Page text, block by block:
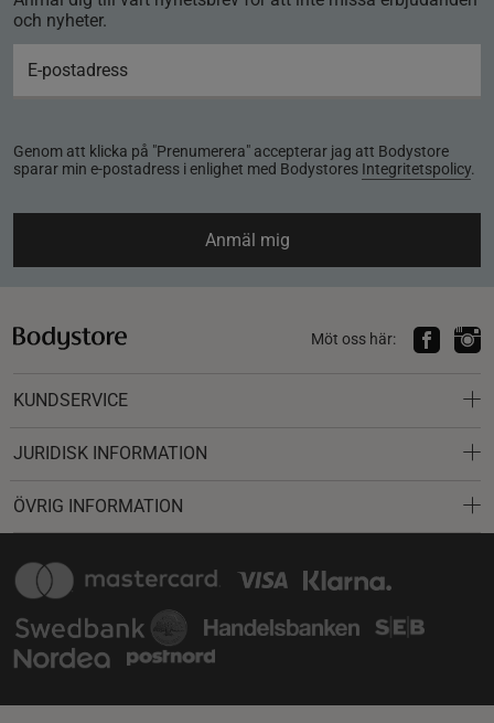
och nyheter.
Genom att klicka på "Prenumerera" accepterar jag att Bodystore
sparar min e-postadress i enlighet med Bodystores Integritetspolicy.
Anmäl mig
Möt oss här:
KUNDSERVICE
JURIDISK INFORMATION
ÖVRIG INFORMATION